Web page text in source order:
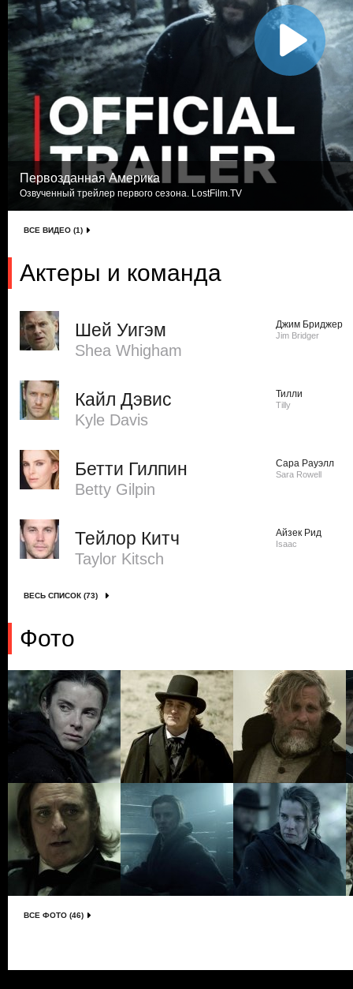
Первозданная Америка
Озвученный трейлер первого сезона. LostFilm.TV
ВСЕ ВИДЕО (1)
Актеры и команда
Шей Уигэм
Shea Whigham
Джим Бриджер
Jim Bridger
Кайл Дэвис
Kyle Davis
Тилли
Tilly
Бетти Гилпин
Betty Gilpin
Сара Рауэлл
Sara Rowell
Тейлор Китч
Taylor Kitsch
Айзек Рид
Isaac
ВЕСЬ СПИСОК (73)
Фото
ВСЕ ФОТО (46)